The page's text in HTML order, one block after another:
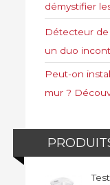
démystifier
Détecteur de
un duo
Peut-on
mur ?